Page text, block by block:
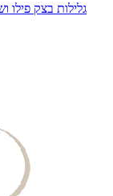
גלילות בצק פילו